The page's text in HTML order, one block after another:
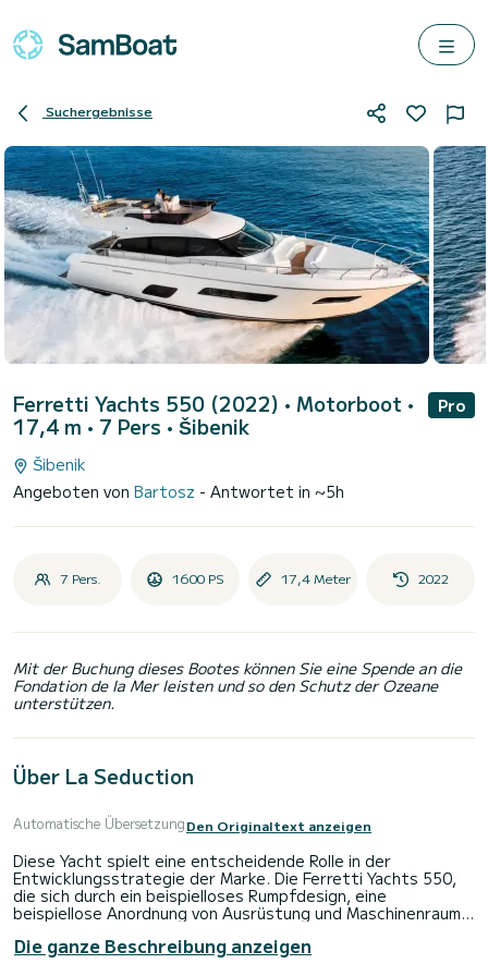
Suchergebnisse
Ferretti Yachts 550 (2022) • Motorboot •
17,4 m • 7 Pers • Šibenik
Pro
Šibenik
Angeboten von Bartosz - Antwortet in ~5h
7 Pers. 1600 PS 17,4 Meter 2022
Mit der Buchung dieses Bootes können Sie eine Spende an die
Fondation de la Mer leisten und so den Schutz der Ozeane
unterstützen.
Über La Seduction
Automatische ÜbersetzungDen Originaltext anzeigen
Diese Yacht spielt eine entscheidende Rolle in der
Entwicklungsstrategie der Marke. Die Ferretti Yachts 550,
die sich durch ein beispielloses Rumpfdesign, eine
beispiellose Anordnung von Ausrüstung und Maschinenraum
brillante Ergebnis der langjährigen Zusammenarbeit zwischen
der Gruppe, insbesondere ihrer technischen Abteilung, und
Die ganze Beschreibung anzeigen